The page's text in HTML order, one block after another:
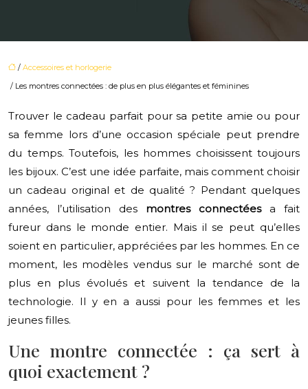
/ Accessoires et horlogerie
/ Les montres connectées : de plus en plus élégantes et féminines
Trouver le cadeau parfait pour sa petite amie ou pour
sa femme lors d’une occasion spéciale peut prendre
du temps. Toutefois, les hommes choisissent toujours
les bijoux. C’est une idée parfaite, mais comment choisir
un cadeau original et de qualité ? Pendant quelques
années, l’utilisation des montres connectéesa fait
fureur dans le monde entier. Mais il se peut qu’elles
soient en particulier, appréciées par les hommes. En ce
moment, les modèles vendus sur le marché sont de
plus en plus évolués et suivent la tendance de la
technologie. Il y en a aussi pour les femmes et les
jeunes filles.
Une montre connectée : ça sert à
quoi exactement ?